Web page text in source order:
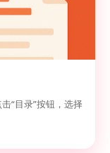
“目录”按钮，选择